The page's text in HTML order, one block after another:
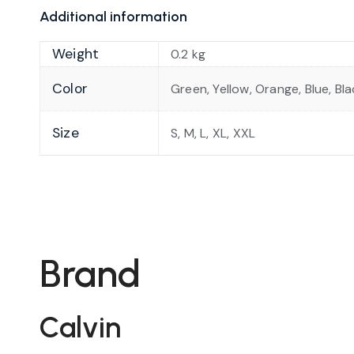
Additional information
Weight 0.2 kg
Color Green, Yellow, Orange, Blue,
Size S, M, L, XL, XXL
Brand
Calvin